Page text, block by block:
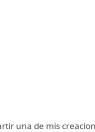
una de mis